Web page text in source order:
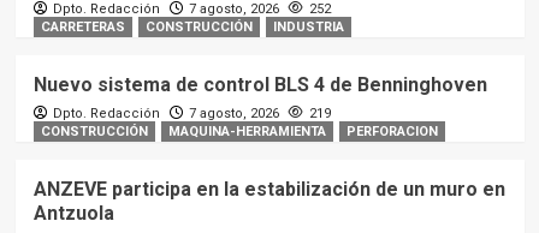
Dpto. Redacción 7 agosto, 2026
252
CARRETERAS
CONSTRUCCIÓN INDUSTRIA
Nuevo sistema de control BLS 4 de Benninghoven
Dpto. Redacción 7 agosto, 2026
219
CONSTRUCCIÓN
MAQUINA-HERRAMIENTA PERFORACION
ANZEVE participa en la estabilización de un muro en
Antzuola